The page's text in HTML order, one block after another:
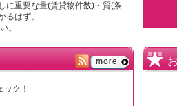
に重要な量(賃貸物件数)・質(条
はず。
。
ク！